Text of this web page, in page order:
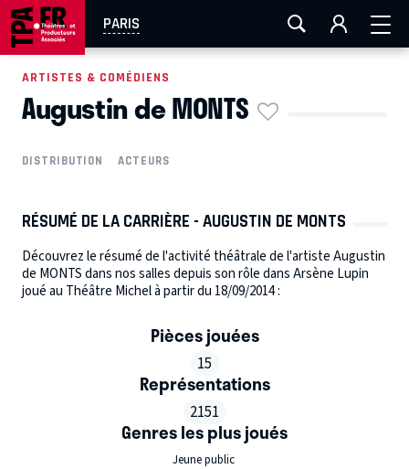
PARIS
AIX-MARSEILLE LA ROCHELLE
EN TOURNÉE
ARTISTES & COMÉDIENS
Augustin de MONTS
DISTRIBUTION ACTEURS
RÉSUMÉ DE LA CARRIÈRE - AUGUSTIN DE MONTS
Découvrez le résumé de l'activité théâtrale de l'artiste Augustin
de MONTS dans nos salles depuis son rôle dans Arsène Lupin
joué au Théâtre Michel à partir du 18/09/2014 :
Pièces jouées
15
Représentations
2151
Genres les plus joués
Jeune public